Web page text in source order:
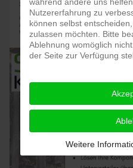
Nutzererfahrung zu
können selbst
zulassen möchten. Bitte
Ablehnung womöglich
der Seite zur Verfügung
Weitere